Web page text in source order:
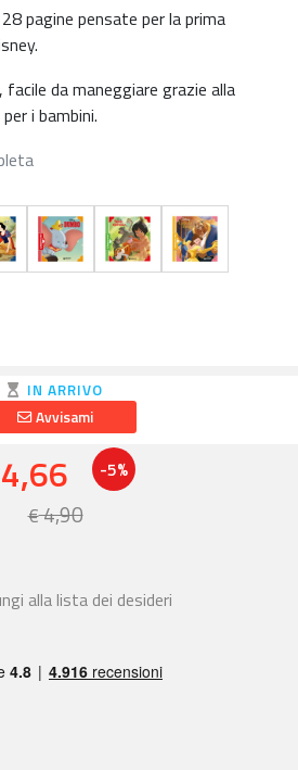
pagine pensate per la prima
da maneggiare grazie alla
i bambini.
IN ARRIVO
Avvisami
4,66 -5%
€4,90
alla lista dei desideri